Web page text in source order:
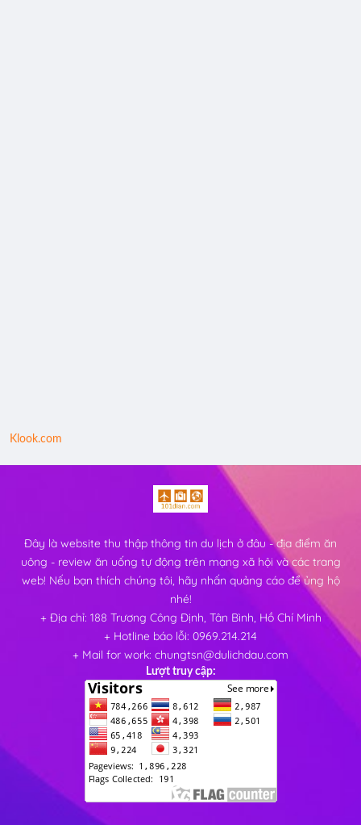
Klook.com
Đây là website thu thập thông tin du lịch ở đâu - địa điểm ăn
uông - review ăn uống tự động trên mạng xã hội và các trang
web! Nếu bạn thích chúng tôi, hãy nhấn quảng cáo để ủng hộ
nhé!
+ Địa chỉ: 188 Trương Công Định, Tân Bình, Hồ Chí Minh
+ Hotline báo lỗi: 0969.214.214
+ Mail for work: chungtsn@dulichdau.com
Lượt truy cập: